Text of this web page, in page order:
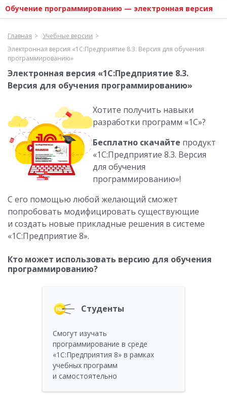
Обучение программированию — электронная версия
Главная
Учебные версии
Электронная версия «1С:Предприятие 8.3. Версия для обучения
программированию»
Электронная версия «1С:Предприятие 8.3.
Версия для обучения программированию»
Хотите получить навыки
разработки программ «1С»?
Бесплатно скачайте продукт
«1С:Предприятие 8.3. Версия
для обучения
программированию»!
С его помощью любой желающий сможет
попробовать модифицировать существующие
и создать новые прикладные решения в системе
«1С:Предприятие 8».
Кто может использовать версию для обучения
программированию?
Студенты
Смогут изучать
программирование в среде
«1С:Предприятия 8» в рамках
учебных программ
и самостоятельно